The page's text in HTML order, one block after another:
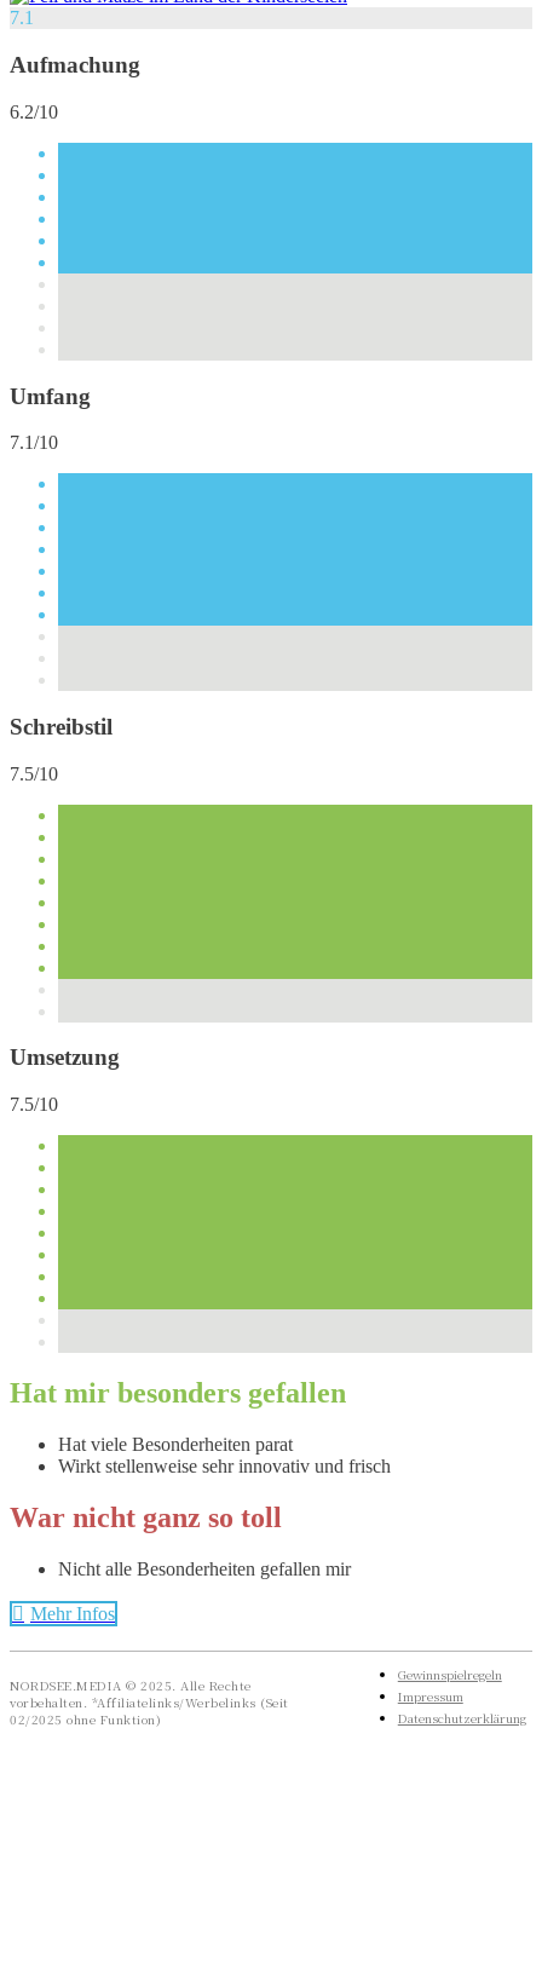
7.1
Aufmachung
6.2/10
Umfang
7.1/10
Schreibstil
7.5/10
Umsetzung
7.5/10
Hat mir besonders gefallen
Hat viele Besonderheiten parat
Wirkt stellenweise sehr innovativ und frisch
War nicht ganz so toll
Nicht alle Besonderheiten gefallen mir
Mehr Infos
NORDSEE.MEDIA © 2025. Alle Rechte
vorbehalten. *Affiliatelinks/Werbelinks (Seit
02/2025 ohne Funktion)
Gewinnspielregeln
Impressum
Datenschutzerklärung